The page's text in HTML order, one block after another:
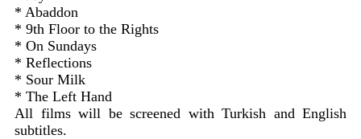
* Abaddon
* 9th Floor to the Rights
* On Sundays
* Reflections
* Sour Milk
* The Left Hand
All films will be screened with Turkish and English
subtitles.